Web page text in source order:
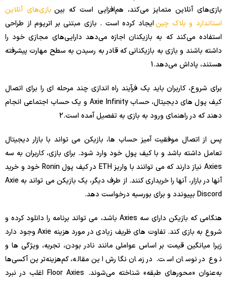
بازی‌های آنلاین متمایز می‌کند، هم‌افزایی است که بین بازی‌های آنلاین
استاندارد و بلاک چینایجاد کرده است . بازی مبتنی بر اتریوم از طراحی
استفاده می‌کند که به بازیکنان اجازه می‌دهد دارایی‌های مجازی خود را
داشته باشند و بازی به بازیکنانی که قادر به رسیدن به سطح مهارت پیشرفته
هستند، پاداش می‌دهد.1
برای شروع، کاربران باید یک فرآیند راه اندازی چند مرحله ای را برای اتصال
کیف پول های دیجیتال، حساب Axie Infinity و یک حساب اجتماعی انجام
دهند که در راهنمای ورود به بازی به تفصیل آمده است.2
پس از اتصال موفقیت آمیز حساب ها، بازیکن می تواند با بازار دیجیتال
تعامل داشته باشد و با کیف پول خود وارد شود. برای بازی، کاربران به سه
Axies نیاز دارند که می توانند با واریز ETH در کیف پول Ronin خود و خرید
آنها در بازار، آنها را خریداری کنند. از طرف دیگر، یک بازیکن می تواند به Axie
Discord بپیوندد و برای بورسیه درخواست دهد.
هنگامی که بازیکن دارای سه Axies باشد، می تواند برنامه را دانلود کرده و
شروع به بازی کند. تفاوت های ظریف زیادی در مورد هزینه Axie وجود دارد
زیرا میانگین قیمت بر اساس عواملی مانند نادر بودن، تجربه، ویژگی ها و
نوع در نوسان است. در زمان نگارش این مقاله، کم‌هزینه‌ترین آکسی‌ها
به‌عنوان «محورهای طبقه» شناخته می‌شوند. Floor Axies اغلب در نبرد